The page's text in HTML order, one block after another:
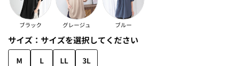
ブラック グレージュ ブルー
サイズ： サイズを選択してください
M L LL
3L